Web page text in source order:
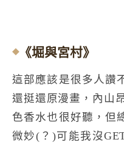
《堀與宮村》
這部應該是很多人讚
還挺還原漫畫，內山
色香水也很好聽，但
微妙(？)可能我沒